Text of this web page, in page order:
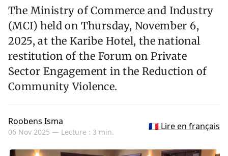
The Ministry of Commerce and Industry
(MCI) held on Thursday, November 6,
2025, at the Karibe Hotel, the national
restitution of the Forum on Private
Sector Engagement in the Reduction of
Community Violence.
Roobens Isma
06 Nov 2025 — Lecture : 3 min.
🇫🇷 Lire en français